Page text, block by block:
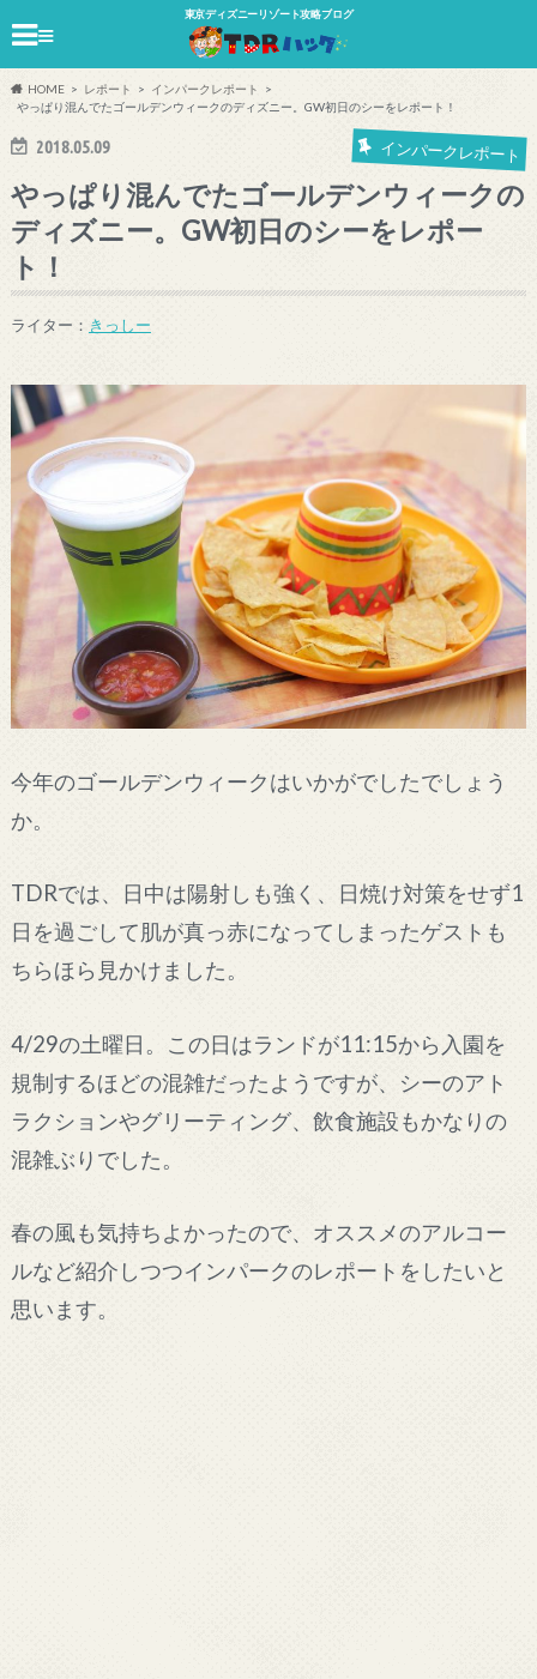
東京ディズニーリゾート攻略ブログ
≡
HOME レポート
インパークレポート
やっぱり混んでたゴールデンウィークのディズニー。GW初日のシーをレポート！
2018.05.09 インパークレポート
やっぱり混んでたゴールデンウィークの
ディズニー。GW初日のシーをレポー
ト！
ライター： きっしー
今年のゴールデンウィークはいかがでしたでしょう
か。
TDRでは、日中は陽射しも強く、日焼け対策をせず1
日を過ごして肌が真っ赤になってしまったゲストも
ちらほら見かけました。
4/29の土曜日。この日はランドが11:15から入園を
規制するほどの混雑だったようですが、シーのアト
ラクションやグリーティング、飲食施設もかなりの
混雑ぶりでした。
春の風も気持ちよかったので、オススメのアルコー
ルなど紹介しつつインパークのレポートをしたいと
思います。